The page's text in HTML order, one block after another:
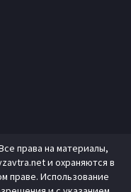
права на материалы,
и охраняются в
праве. Использование